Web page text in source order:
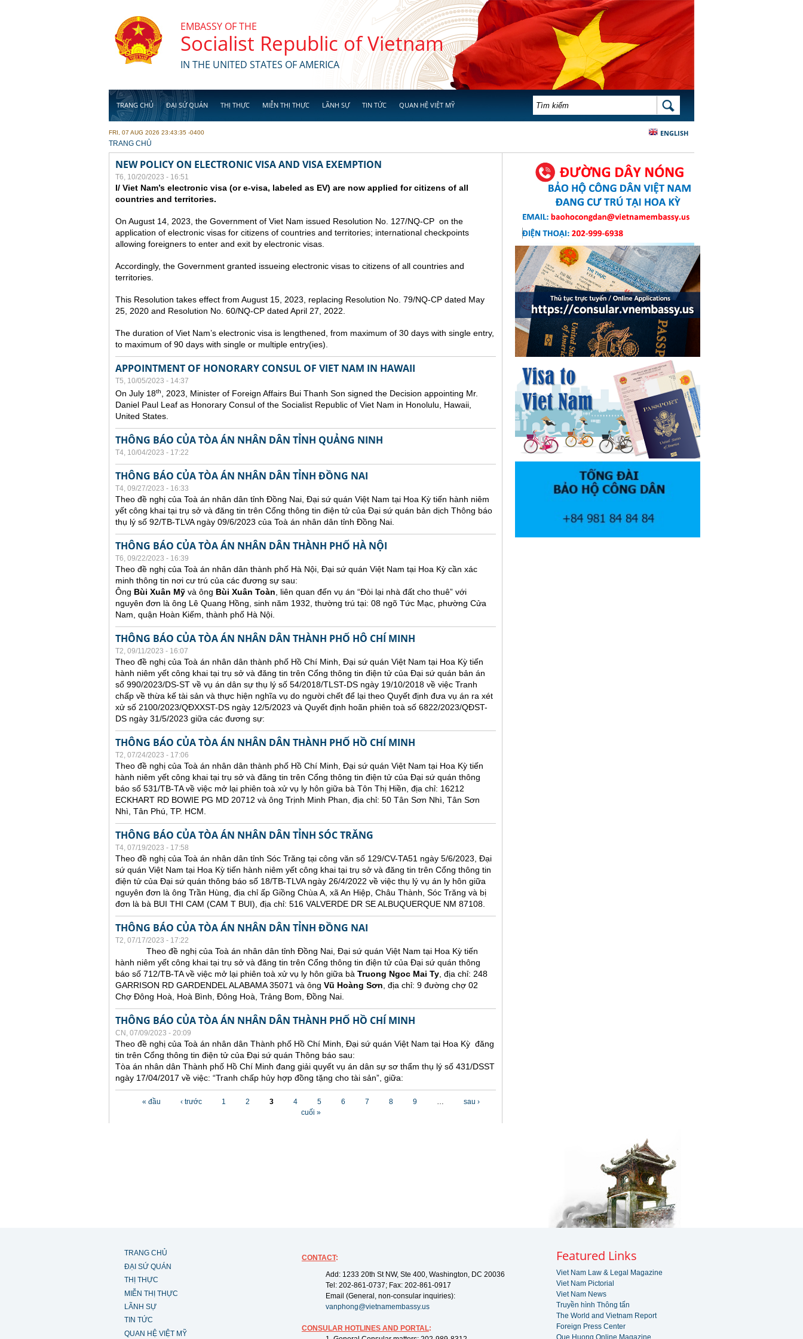
EMBASSY OF THE
Socialist Republic of Vietnam
IN THE UNITED STATES OF AMERICA
TRANG CHỦ ĐẠI SỨ QUÁN THỊ THỰC MIỄN THỊ THỰC LÃNH SỰ TIN TỨC QUAN HỆ VIỆT MỸ BIỂU MẪU TÌM KIẾM TÌM KIẾM
ENGLISH
FRI, 07 AUG 2026 23:43:35 -0400
YOU ARE HERE
TRANG CHỦ
NEW POLICY ON ELECTRONIC VISA AND VISA EXEMPTION
T6, 10/20/2023 - 16:51
I/ Viet Nam’s electronic visa (or e-visa, labeled as EV) are now applied for citizens of all
countries and territories.
On August 14, 2023, the Government of Viet Nam issued Resolution No. 127/NQ-CP on the
application of electronic visas for citizens of countries and territories; international checkpoints
allowing foreigners to enter and exit by electronic visas.
Accordingly, the Government granted issueing electronic visas to citizens of all countries and
territories.
This Resolution takes effect from August 15, 2023, replacing Resolution No. 79/NQ-CP dated May
25, 2020 and Resolution No. 60/NQ-CP dated April 27, 2022.
The duration of Viet Nam’s electronic visa is lengthened, from maximum of 30 days with single entry,
to maximum of 90 days with single or multiple entry(ies).
APPOINTMENT OF HONORARY CONSUL OF VIET NAM IN HAWAII
T5, 10/05/2023 - 14:37
On July 18th
, 2023, Minister of Foreign Affairs Bui Thanh Son signed the Decision appointing Mr.
Daniel Paul Leaf as Honorary Consul of the Socialist Republic of Viet Nam in Honolulu, Hawaii,
United States.
THÔNG BÁO CỦA TÒA ÁN NHÂN DÂN TỈNH QUẢNG NINH
T4, 10/04/2023 - 17:22
THÔNG BÁO CỦA TÒA ÁN NHÂN DÂN TỈNH ĐỒNG NAI
T4, 09/27/2023 - 16:33
Theo đề nghị của Toà án nhân dân tỉnh Đồng Nai, Đại sứ quán Việt Nam tại Hoa Kỳ tiến hành niêm
yết công khai tại trụ sở và đăng tin trên Cổng thông tin điện tử của Đại sứ quán bản dịch Thông báo
thụ lý số 92/TB-TLVA ngày 09/6/2023 của Toà án nhân dân tỉnh Đồng Nai.
THÔNG BÁO CỦA TÒA ÁN NHÂN DÂN THÀNH PHỐ HÀ NỘI
T6, 09/22/2023 - 16:39
Theo đề nghị của Toà án nhân dân thành phố Hà Nội, Đại sứ quán Việt Nam tại Hoa Kỳ cần xác
minh thông tin nơi cư trú của các đương sự sau:
Ông Bùi Xuân Mỹ và ông Bùi Xuân Toàn , liên quan đến vụ án “Đòi lại nhà đất cho thuê” với
nguyên đơn là ông Lê Quang Hồng, sinh năm 1932, thường trú tại: 08 ngõ Tức Mạc, phường Cửa
Nam, quận Hoàn Kiếm, thành phố Hà Nội.
THÔNG BÁO CỦA TÒA ÁN NHÂN DÂN THÀNH PHỐ HÔ CHÍ MINH
T2, 09/11/2023 - 16:07
Theo đề nghị của Toà án nhân dân thành phố Hồ Chí Minh, Đại sứ quán Việt Nam tại Hoa Kỳ tiến
hành niêm yết công khai tại trụ sở và đăng tin trên Cổng thông tin điện tử của Đại sứ quán bản án
số 990/2023/DS-ST về vụ án dân sự thụ lý số 54/2018/TLST-DS ngày 19/10/2018 về việc Tranh
chấp về thừa kế tài sản và thực hiện nghĩa vụ do người chết để lại theo Quyết định đưa vụ án ra xét
xử số 2100/2023/QĐXXST-DS ngày 12/5/2023 và Quyết định hoãn phiên toà số 6822/2023/QĐST-
DS ngày 31/5/2023 giữa các đương sự:
THÔNG BÁO CỦA TÒA ÁN NHÂN DÂN THÀNH PHỐ HỒ CHÍ MINH
T2, 07/24/2023 - 17:06
Theo đề nghị của Toà án nhân dân thành phố Hồ Chí Minh, Đại sứ quán Việt Nam tại Hoa Kỳ tiến
hành niêm yết công khai tại trụ sở và đăng tin trên Cổng thông tin điện tử của Đại sứ quán thông
báo số 531/TB-TA về việc mở lại phiên toà xử vụ ly hôn giữa bà Tôn Thị Hiền, địa chỉ: 16212
ECKHART RD BOWIE PG MD 20712 và ông Trịnh Minh Phan, địa chỉ: 50 Tân Sơn Nhì, Tân Sơn
Nhì, Tân Phú, TP. HCM.
THÔNG BÁO CỦA TÒA ÁN NHÂN DÂN TỈNH SÓC TRĂNG
T4, 07/19/2023 - 17:58
Theo đề nghị của Toà án nhân dân tỉnh Sóc Trăng tại công văn số 129/CV-TA51 ngày 5/6/2023, Đại
sứ quán Việt Nam tại Hoa Kỳ tiến hành niêm yết công khai tại trụ sở và đăng tin trên Cổng thông tin
điện tử của Đại sứ quán thông báo số 18/TB-TLVA ngày 26/4/2022 về việc thụ lý vụ án ly hôn giữa
nguyên đơn là ông Trần Hùng, địa chỉ ấp Giồng Chùa A, xã An Hiệp, Châu Thành, Sóc Trăng và bị
đơn là bà BUI THI CAM (CAM T BUI), địa chỉ: 516 VALVERDE DR SE ALBUQUERQUE NM 87108.
THÔNG BÁO CỦA TÒA ÁN NHÂN DÂN TỈNH ĐỒNG NAI
T2, 07/17/2023 - 17:22
Theo đề nghị của Toà án nhân dân tỉnh Đồng Nai, Đại sứ quán Việt Nam tại Hoa Kỳ tiến
hành niêm yết công khai tại trụ sở và đăng tin trên Cổng thông tin điện tử của Đại sứ quán thông
báo số 712/TB-TA về việc mở lại phiên toà xử vụ ly hôn giữa bà Truong Ngoc Mai Ty , địa chỉ: 248
GARRISON RD GARDENDEL ALABAMA 35071 và ông Vũ Hoàng Sơn , địa chỉ: 9 đường chợ 02
Chợ Đông Hoà, Hoà Bình, Đông Hoà, Trảng Bom, Đồng Nai.
THÔNG BÁO CỦA TÒA ÁN NHÂN DÂN THÀNH PHỐ HỒ CHÍ MINH
CN, 07/09/2023 - 20:09
Theo đề nghị của Toà án nhân dân Thành phố Hồ Chí Minh, Đại sứ quán Việt Nam tại Hoa Kỳ đăng
tin trên Cổng thông tin điện tử của Đại sứ quán Thông báo sau:
Tòa án nhân dân Thành phố Hồ Chí Minh đang giải quyết vụ án dân sự sơ thẩm thụ lý số 431/DSST
ngày 17/04/2017 về việc: “Tranh chấp hủy hợp đồng tặng cho tài sản”, giữa:
« đầu ‹ trước 1 2 3 4 5 6 7 8 9 …
sau ›
cuối »
TRANG CHỦ
ĐẠI SỨ QUÁN
THỊ THỰC
MIỄN THỊ THỰC
LÃNH SỰ
TIN TỨC
QUAN HỆ VIỆT MỸ
CONTACT:
Add: 1233 20th St NW, Ste 400, Washington, DC 20036
Tel: 202-861-0737; Fax: 202-861-0917
Email (General, non-consular inquiries):
vanphong@vietnamembassy.us
CONSULAR HOTLINES AND PORTAL:
Featured Links
Viet Nam Law & Legal Magazine
Viet Nam Pictorial
Viet Nam News
Truyền hình Thông tấn
The World and Vietnam Report
Foreign Press Center
Que Huong Online Magazine